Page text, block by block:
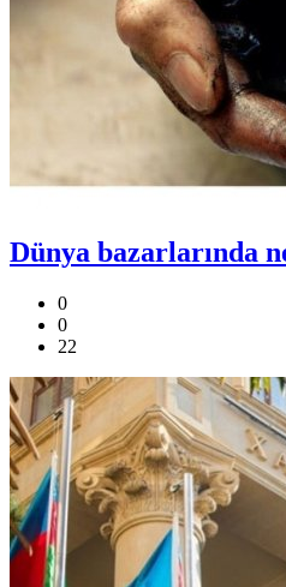
Dünya bazarlarında
0
0
22